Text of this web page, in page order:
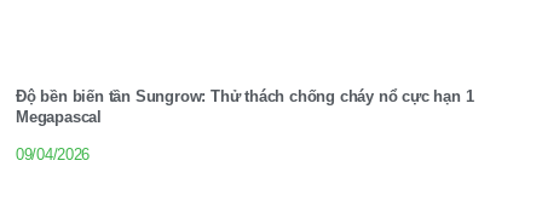
Độ bền biến tần Sungrow: Thử thách chống cháy nổ cực hạn 1
Megapascal
09/04/2026